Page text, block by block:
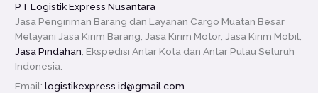
PT Logistik Express Nusantara
Jasa Pengiriman Barang dan Layanan Cargo Muatan Besar
Melayani Jasa Kirim Barang, Jasa Kirim Motor, Jasa Kirim Mobil,
Jasa Pindahan, Ekspedisi Antar Kota dan Antar Pulau Seluruh
Indonesia.
Email:logistikexpress.id@gmail.com